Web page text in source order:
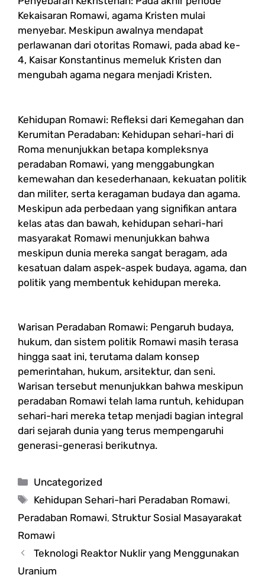
Kekaisaran Romawi, agama Kristen mulai
menyebar. Meskipun awalnya mendapat
perlawanan dari otoritas Romawi, pada abad ke-
4, Kaisar Konstantinus memeluk Kristen dan
mengubah agama negara menjadi Kristen.
Kehidupan Romawi: Refleksi dari Kemegahan dan
Kerumitan Peradaban: Kehidupan sehari-hari di
Roma menunjukkan betapa kompleksnya
peradaban Romawi, yang menggabungkan
kemewahan dan kesederhanaan, kekuatan politik
dan militer, serta keragaman budaya dan agama.
Meskipun ada perbedaan yang signifikan antara
kelas atas dan bawah, kehidupan sehari-hari
masyarakat Romawi menunjukkan bahwa
meskipun dunia mereka sangat beragam, ada
kesatuan dalam aspek-aspek budaya, agama, dan
politik yang membentuk kehidupan mereka.
Warisan Peradaban Romawi: Pengaruh budaya,
hukum, dan sistem politik Romawi masih terasa
hingga saat ini, terutama dalam konsep
pemerintahan, hukum, arsitektur, dan seni.
Warisan tersebut menunjukkan bahwa meskipun
peradaban Romawi telah lama runtuh, kehidupan
sehari-hari mereka tetap menjadi bagian integral
dari sejarah dunia yang terus mempengaruhi
generasi-generasi berikutnya.
Categories
Uncategorized
Tags
Kehidupan Sehari-hari Peradaban Romawi,
Peradaban Romawi, Struktur Sosial Masayarakat
Romawi
Teknologi Reaktor Nuklir yang Menggunakan
Uranium